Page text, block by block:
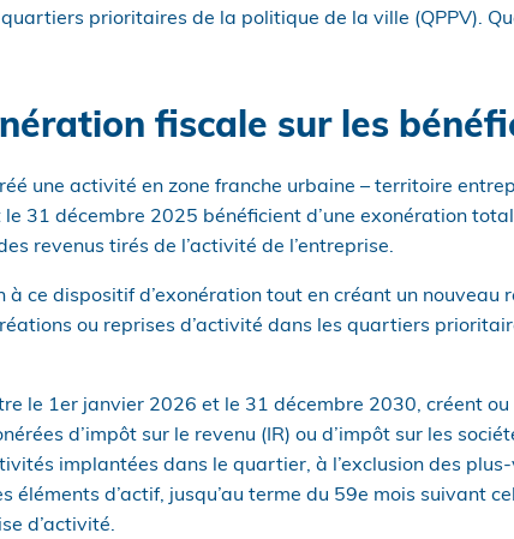
prioritaires de la politique de la ville (QPPV).
fiscale sur les
une activité en zone franche urbaine – territoire
31 décembre 2025 bénéficient d’une exonération
revenus tirés de l’activité de l’entreprise.
ce dispositif d’exonération tout en créant un nouveau
ou reprises d’activité dans les quartiers
le 1er janvier 2026 et le 31 décembre 2030, créent
d’impôt sur le revenu (IR) ou d’impôt sur les
implantées dans le quartier, à l’exclusion des
éléments d’actif, jusqu’au terme du 59e mois suivant
d’activité.